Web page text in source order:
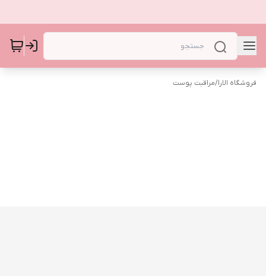
فروشگاه الارا/مراقبت پوست